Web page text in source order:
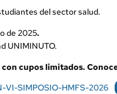
del sector salud.
de 2025.
UNIMINUTO.
cupos limitados.
VI-SIMPOSIO-HMFS-2026